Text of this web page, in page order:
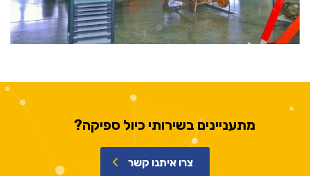
מתעניינים בשירותי כיול ספיקה?
צרו איתנו קשר